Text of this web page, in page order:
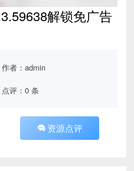
解锁免广告
作者：admin
点评：0 条
资源点评